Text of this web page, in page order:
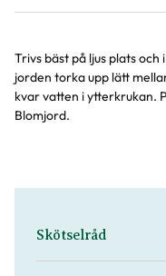
Trivs bäst på ljus plats
jorden torka upp lätt
kvar vatten i ytterkrukan.
Blomjord.
Skötselråd